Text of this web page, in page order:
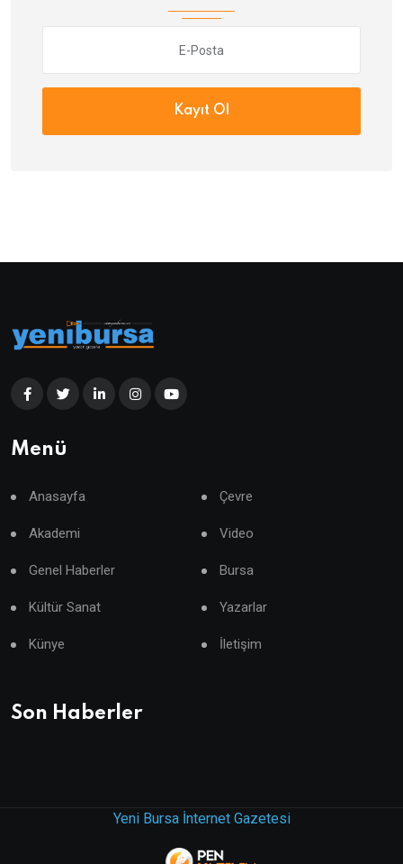
Kayıt Ol
Menü
Anasayfa Çevre
Akademi Video
Genel Haberler Bursa
Kültür Sanat Yazarlar
Künye İletişim
Son Haberler
Yeni Bursa İnternet Gazetesi